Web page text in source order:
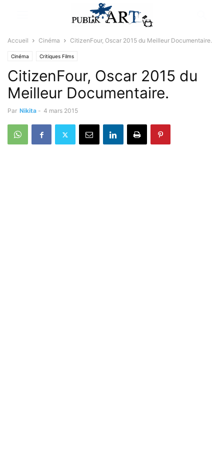
Accueil Cinéma CitizenFour, Oscar 2015 du Meilleur Documentaire.
Cinéma Critiques Films
CitizenFour, Oscar 2015 du
Meilleur Documentaire.
Par Nikita - 4 mars 2015